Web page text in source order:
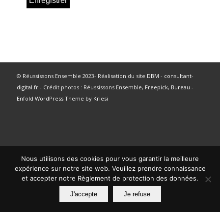
© Réussissons Ensemble 2023- Réalisation du site DBM - consultant-
digital.fr- Crédit photos : Réussissons Ensemble, Freepick, Bureau -
Enfold WordPress Theme by Kriesi
Nous utilisons des cookies pour vous garantir la meilleure
expérience sur notre site web. Veuillez prendre connaissance
et accepter notre Règlement de protection des données.
J'accepte Je refuse